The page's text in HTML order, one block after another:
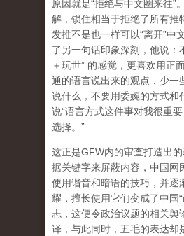
原因就是“拒绝与中文圈来往”
解，锁住相当于拒绝了所有推
发推不是也一样可以“离开”中
了另一句话印象深刻，他说：
＋玩世” 的感觉，更喜欢用正
通的语言说出来的观点，少一
说什么，不要用委婉的方式
说“语言方式这件事对我很重
选择。”
这正是GFW内的审查打造出
据关键字来屏蔽内容，中国网
使用谐音和暗语的技巧，并逐
耀，擅长使用它们变成了中国
志，这便令政治议题的相关舆
译，与此同时，五毛的表达却